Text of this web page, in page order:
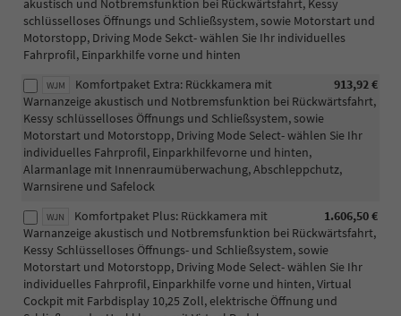
akustisch und Notbremsfunktion bei Rückwärtsfahrt, Kessy
schlüsselloses Öffnungs und Schließsystem, sowie Motorstart und
Motorstopp, Driving Mode Sekct- wählen Sie Ihr individuelles
Fahrprofil, Einparkhilfe vorne und hinten
WJM 913,92 €
Komfortpaket Extra: Rückkamera mit
Warnanzeige akustisch und Notbremsfunktion bei Rückwärtsfahrt,
Kessy schlüsselloses Öffnungs und Schließsystem, sowie
Motorstart und Motorstopp, Driving Mode Select- wählen Sie Ihr
individuelles Fahrprofil, Einparkhilfevorne und hinten,
Alarmanlage mit Innenraumüberwachung, Abschleppchutz,
Warnsirene und Safelock
WJN 1.606,50 €
Komfortpaket Plus: Rückkamera mit
Warnanzeige akustisch und Notbremsfunktion bei Rückwärtsfahrt,
Kessy Schlüsselloses Öffnungs- und Schließsystem, sowie
Motorstart und Motorstopp, Driving Mode Select- wählen Sie Ihr
individuelles Fahrprofil, Einparkhilfe vorne und hinten, Virtual
Cockpit mit Farbdisplay 10,25 Zoll, elektrische Öffnung und